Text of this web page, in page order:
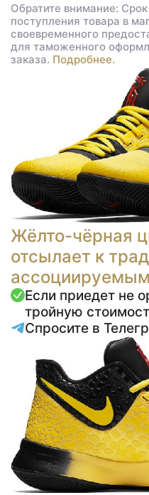
Обратите внимание:
поступления товара в
своевременного
для таможенного
заказа. Подробнее.
Жёлто-чёрная
отсылает к
Если приедет не
тройную
Спросите в